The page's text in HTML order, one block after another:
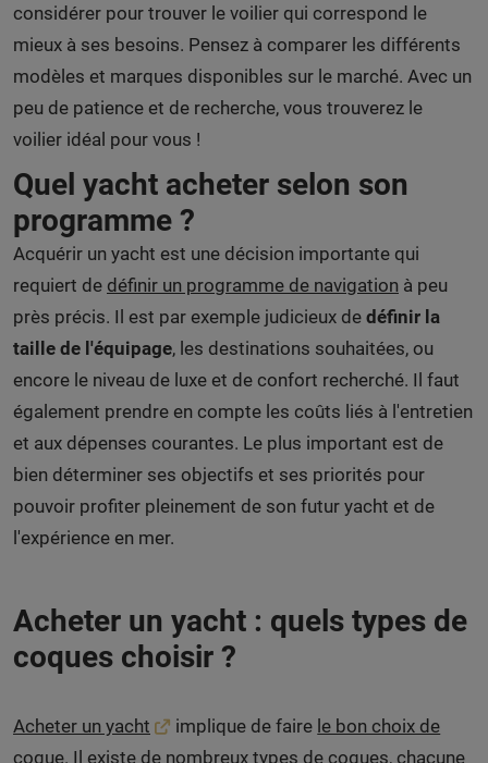
considérer pour trouver le voilier qui correspond le
mieux à ses besoins. Pensez à comparer les différents
modèles et marques disponibles sur le marché. Avec un
peu de patience et de recherche, vous trouverez le
voilier idéal pour vous !
Quel yacht acheter selon son
programme ?
Acquérir un yacht est une décision importante qui
requiert de définir un programme de navigation à peu
près précis. Il est par exemple judicieux de définir la
taille de l'équipage, les destinations souhaitées, ou
encore le niveau de luxe et de confort recherché. Il faut
également prendre en compte les coûts liés à l'entretien
et aux dépenses courantes. Le plus important est de
bien déterminer ses objectifs et ses priorités pour
pouvoir profiter pleinement de son futur yacht et de
l'expérience en mer.
Acheter un yacht : quels types de
coques choisir ?
Acheter un yacht implique de faire le bon choix de
coque. Il existe de nombreux types de coques, chacune